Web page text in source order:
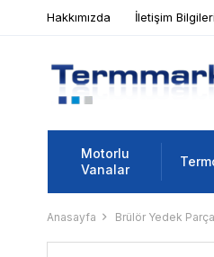
Hakkımızda İletişim Bilgileri
Motorlu
Vanalar
Anasayfa Brülör Yedek